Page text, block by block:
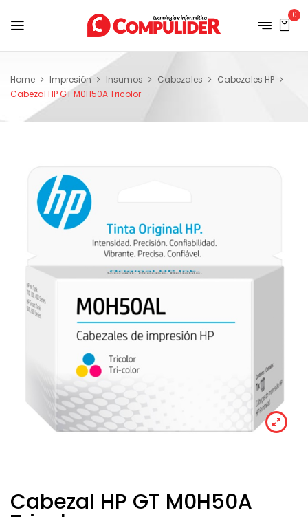
0
Home Impresión Insumos Cabezales
Cabezales HP
Cabezal HP GT M0H50A Tricolor
Cabezal HP GT M0H50A